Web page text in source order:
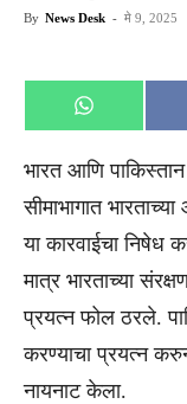
By News Desk - मे 9, 2025
Share
on
WhatsApp
भारत आणि पाकिस्तान
सीमाभागात
या कारवाईचा निषेध
मात्र भारताच्या
प्रयत्न फोल ठरले.
करण्याचा प्रयत्न
नायनाट केला.